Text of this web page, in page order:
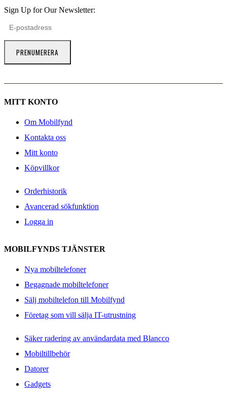
Sign Up for Our Newsletter:
PRENUMERERA
MITT KONTO
Om Mobilfynd
Kontakta oss
Mitt konto
Köpvillkor
Orderhistorik
Avancerad sökfunktion
Logga in
MOBILFYNDS TJÄNSTER
Nya mobiltelefoner
Begagnade mobiltelefoner
Sälj mobiltelefon till Mobilfynd
Företag som vill sälja IT-utrustning
Säker radering av användardata med Blancco
Mobiltillbehör
Datorer
Gadgets